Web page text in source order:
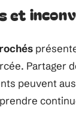
et
Partager
peuvent